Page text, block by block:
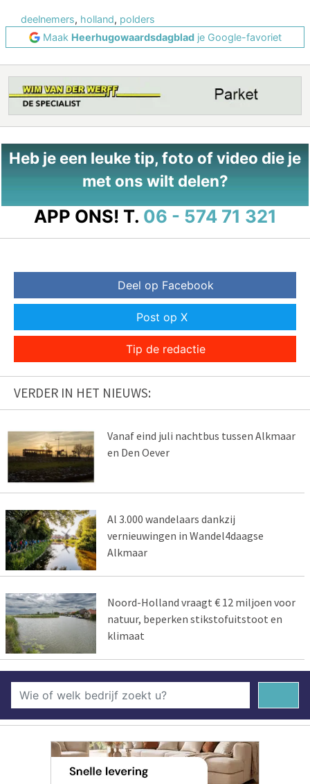
deelnemers, holland, polders
Maak Heerhugowaardsdagbladje Google-favoriet
Heb je een leuke tip, foto of video die je
met ons wilt delen?
APP ONS! T. 06 - 574 71 321
Deel op Facebook
Post op X
Tip de redactie
VERDER IN HET NIEUWS:
Vanaf eind juli nachtbus tussen Alkmaar
en Den Oever
Al 3.000 wandelaars dankzij
vernieuwingen in Wandel4daagse
Alkmaar
Noord-Holland vraagt € 12 miljoen voor
natuur, beperken stikstofuitstoot en
klimaat